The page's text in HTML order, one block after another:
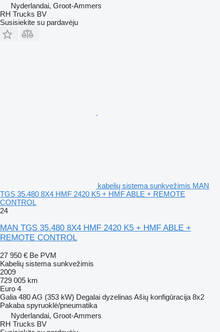
Nyderlandai, Groot-Ammers
RH Trucks BV
Susisiekite su pardavėju
kabelių sistema sunkvežimis MAN
TGS 35.480 8X4 HMF 2420 K5 + HMF ABLE + REMOTE
CONTROL
24
MAN TGS 35.480 8X4 HMF 2420 K5 + HMF ABLE +
REMOTE CONTROL
27 950 € Be PVM
Kabelių sistema sunkvežimis
2009
729 005 km
Euro 4
Galia 480 AG (353 kW) Degalai dyzelinas Ašių konfigūracija 8x2
Pakaba spyruoklė/pneumatika
Nyderlandai, Groot-Ammers
RH Trucks BV